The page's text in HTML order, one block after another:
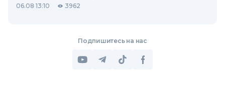
06.08 13:10 3962
Подпишитесь на нас